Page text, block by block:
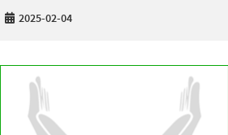
2025-02-04